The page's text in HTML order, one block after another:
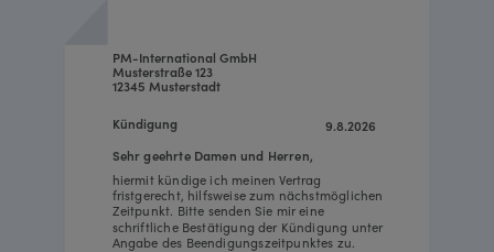
9.8.2026
PM-International GmbH
Musterstraße 123
12345 Musterstadt
hiermit kündige ich meinen Vertrag
fristgerecht, hilfsweise zum nächstmöglichen
Zeitpunkt. Bitte senden Sie mir eine
schriftliche Bestätigung der Kündigung unter
Angabe des Beendigungszeitpunktes zu.
Sehr geehrte Damen und Herren,
Kündigung